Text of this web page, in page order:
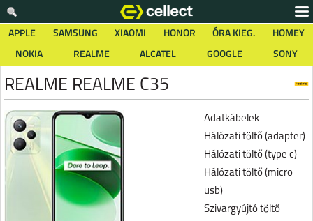
APPLE SAMSUNG XIAOMI HONOR ÓRA KIEG.
HOMEY
NOKIA
REALME ALCATEL GOOGLE SONY
REALME REALME C35
Adatkábelek
Hálózati töltő (adapter)
Hálózati töltő (type c)
Hálózati töltő (micro
usb)
Szivargyújtó töltő